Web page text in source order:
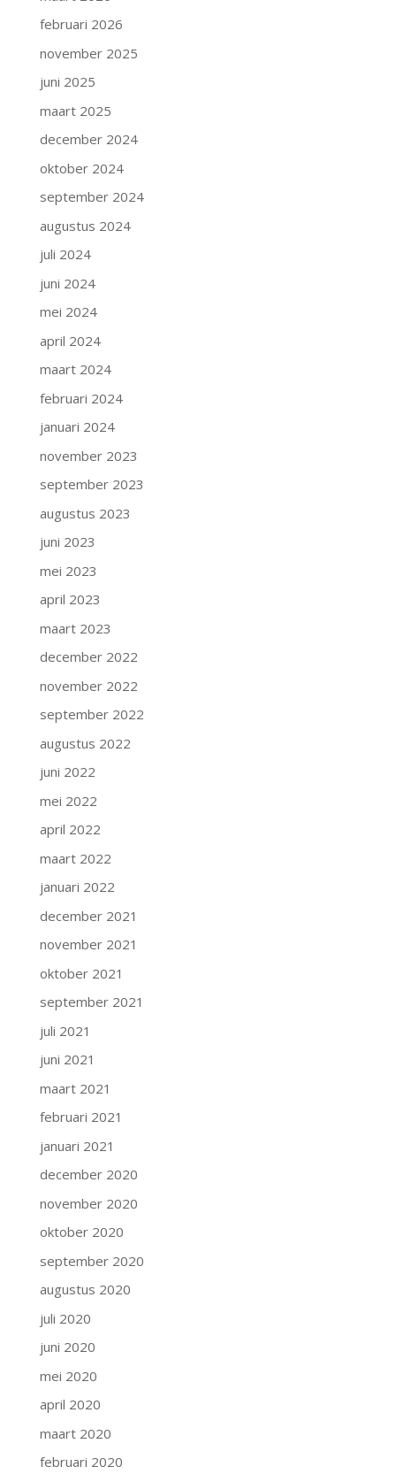
februari 2026
november 2025
juni 2025
maart 2025
december 2024
oktober 2024
september 2024
augustus 2024
juli 2024
juni 2024
mei 2024
april 2024
maart 2024
februari 2024
januari 2024
november 2023
september 2023
augustus 2023
juni 2023
mei 2023
april 2023
maart 2023
december 2022
november 2022
september 2022
augustus 2022
juni 2022
mei 2022
april 2022
maart 2022
januari 2022
december 2021
november 2021
oktober 2021
september 2021
juli 2021
juni 2021
maart 2021
februari 2021
januari 2021
december 2020
november 2020
oktober 2020
september 2020
augustus 2020
juli 2020
juni 2020
mei 2020
april 2020
maart 2020
februari 2020